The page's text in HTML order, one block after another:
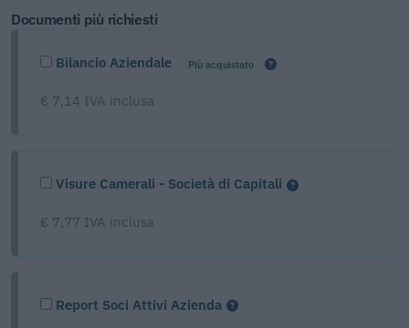
Documenti più richiesti
Bilancio Aziendale Più acquistato
€ 7,14 IVA inclusa
Visure Camerali - Società di Capitali
€ 7,77 IVA inclusa
Report Soci Attivi Azienda